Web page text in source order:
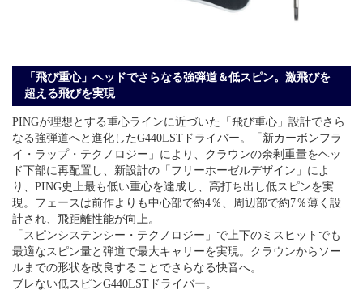
「飛び重心」ヘッドでさらなる強弾道＆低スピン。激飛びを
超える飛びを実現
PINGが理想とする重心ラインに近づいた「飛び重心」設計でさら
なる強弾道へと進化したG440LSTドライバー。「新カーボンフラ
イ・ラップ・テクノロジー」により、クラウンの余剰重量をヘッ
ド下部に再配置し、新設計の「フリーホーゼルデザイン」によ
り、PING史上最も低い重心を達成し、高打ち出し低スピンを実
現。フェースは前作よりも中心部で約4％、周辺部で約7％薄く設
計され、飛距離性能が向上。
「スピンシステンシー・テクノロジー」で上下のミスヒットでも
最適なスピン量と弾道で最大キャリーを実現。クラウンからソー
ルまでの形状を改良することでさらなる快音へ。
ブレない低スピンG440LSTドライバー。